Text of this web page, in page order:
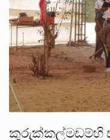
කුරුක්කල්මඩම්හි